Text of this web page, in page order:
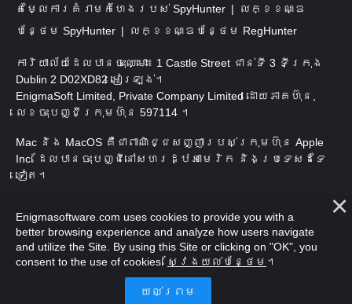
តម្លៃការគំរាមកំហែងរបស់ SpyHunter
លក្ខខណ្ឌ
បន្ថែម SpyHunter
លក្ខខណ្ឌបន្ថែម RegHunter
ការិយាល័យដែលបានចុះឈ្មោះ៖ 1 Castle Street ជាន់ទី 3 ទីក្រុង
Dublin 2 D02XD82 អៀរឡង់។
EnigmaSoft Limited, Private Company Limited ដោយភាគហ៊ុន,
លេខចុះបញ្ជីក្រុមហ៊ុន 597114 ។
Mac និង MacOS គឺជាពាណិជ្ជសញ្ញារបស់ក្រុមហ៊ុន Apple
Inc. ដែលបានចុះបញ្ជីនៅសហរដ្ឋអាមេរិក និងប្រទេសដទៃ
ទៀត។
គ្រប់យ៉ាង។
Enigmasoftware.com uses cookies to provide you with a
better browsing experience and analyze how users navigate
and utilize the Site. By using this Site or clicking on "OK", you
consent to the use of cookies. ស្វែងយល់បន្ថែម ។